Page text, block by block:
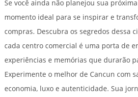
Se você ainda não planejou sua
momento ideal para se inspirar e
compras. Descubra os segredos dessa
cada centro comercial é uma porta de
experiências e memórias que durarão
Experimente o melhor de Cancun com
economia, luxo e autenticidade. Sua